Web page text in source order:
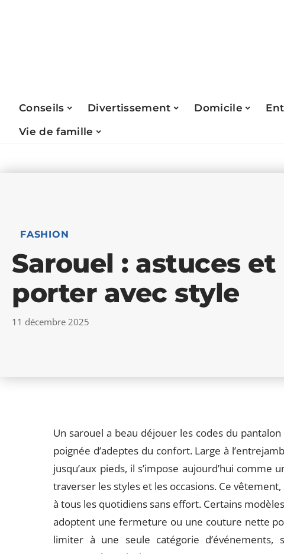
Conseils Divertissement Domicile
Vie de famille
FASHION
Sarouel : astuces
porter avec style
11 décembre 2025
Un sarouel a beau déjouer les codes du
poignée d’adeptes du confort. Large à
jusqu’aux pieds, il s’impose aujourd’hui
traverser les styles et les occasions. Ce
à tous les quotidiens sans effort. Certains
adoptent une fermeture ou une couture nette
limiter à une seule catégorie d’événements,